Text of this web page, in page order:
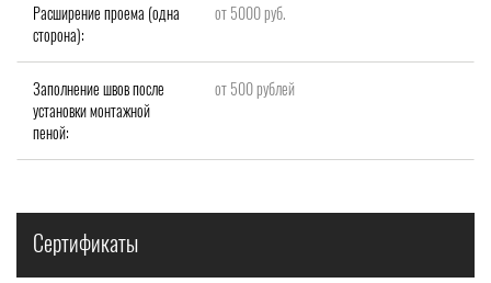
Расширение проема (одна
сторона):
от 5000 руб.
Заполнение швов после
установки монтажной
пеной:
от 500 рублей
Сертификаты